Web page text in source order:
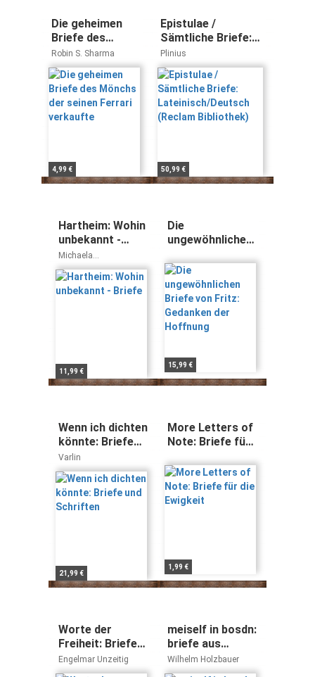
Die geheimen
Briefe des
Mönchs der
seinen Ferrari
verkaufte
Robin S. Sharma
4,99 €
Epistulae /
Sämtliche Briefe:
Lateinisch/Deutsch
(Reclam Bibliothek)
Plinius
50,99 €
Hartheim: Wohin
unbekannt -
Briefe
Michaela
Pfaffenwimmer
Johannes Neuhauser
11,99 €
Die
ungewöhnlichen
Gedanken der
Hoffnung
15,99 €
Wenn ich dichten
könnte: Briefe
und Schriften
Varlin
21,99 €
More Letters of
Note: Briefe für
1,99 €
Worte der
Freiheit: Briefe
aus der Haft:
Pater Engelmar
Engelmar Unzeitig
meiself in bosdn:
briefe aus
amerika
Wilhelm Holzbauer